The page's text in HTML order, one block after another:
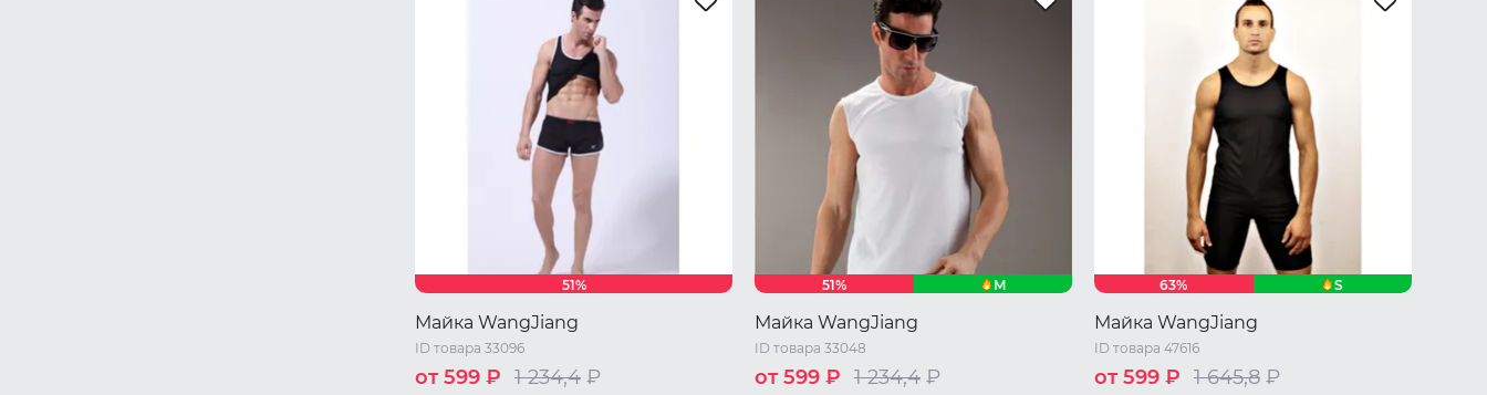
51%
Майка WangJiang
ID товара 33096
от 599 ₽ 1 234,4 ₽
51% M
Майка WangJiang
ID товара 33048
от 599 ₽ 1 234,4 ₽
63% S
Майка WangJiang
ID товара 47616
от 599 ₽ 1 645,8 ₽